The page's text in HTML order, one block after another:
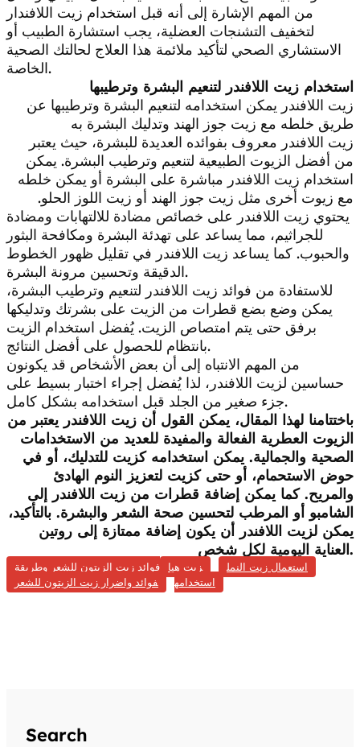
من المهم الإشارة إلى أنه قبل استخدام زيت اللافندار
لتخفيف التشنجات العضلية، يجب استشارة الطبيب أو
الاستشاري الصحي لتأكيد ملائمة هذا العلاج لحالتك الصحية
الخاصة.
استخدام زيت اللافندر لتنعيم البشرة وترطيبها
زيت اللافندر يمكن استخدامه لتنعيم البشرة وترطيبها عن
طريق خلطه مع زيت جوز الهند وتدليك البشرة به
زيت اللافندر معروف بفوائده العديدة للبشرة، حيث يعتبر
من أفضل الزيوت الطبيعية لتنعيم وترطيب البشرة. يمكن
استخدام زيت اللافندر مباشرة على البشرة أو يمكن خلطه
مع زيوت أخرى مثل زيت جوز الهند أو زيت اللوز الحلو.
يحتوي زيت اللافندر على خصائص مضادة للالتهابات ومضادة
للجراثيم، مما يساعد على تهدئة البشرة ومكافحة البثور
والحبوب. كما يساعد زيت اللافندر في تقليل ظهور الخطوط
الدقيقة وتحسين مرونة البشرة.
للاستفادة من فوائد زيت اللافندر لتنعيم وترطيب البشرة،
يمكن وضع بضع قطرات من الزيت على بشرتك وتدليكها
برفق حتى يتم امتصاص الزيت. يُفضل استخدام الزيت
بانتظام للحصول على أفضل النتائج.
من المهم الانتباه إلى أن بعض الأشخاص قد يكونون
حساسين لزيت اللافندر، لذا يُفضل إجراء اختبار بسيط على
جزء صغير من الجلد قبل استخدامه بشكل كامل.
باختتامنا لهذا المقال، يمكن القول أن زيت اللافندر يعتبر من
الزيوت العطرية الفعالة والمفيدة للعديد من الاستخدامات
الصحية والجمالية. يمكن استخدامه كزيت للتدليك، أو في
حوض الاستحمام، أو حتى كزيت لتعزيز النوم الهادئ
والمريح. كما يمكن إضافة قطرات من زيت اللافندر إلى
الشامبو أو المرطب لتحسين صحة الشعر والبشرة. بالتأكيد،
يمكن لزيت اللافندر أن يكون إضافة ممتازة إلى روتين
العناية اليومية لكل شخص.
استعمال زيت النمل زيت هيا
فوائد زيت الزيتون للشعر وطريقة
استخدامه
فوائد واضرار زيت الزيتون للشعر
Search